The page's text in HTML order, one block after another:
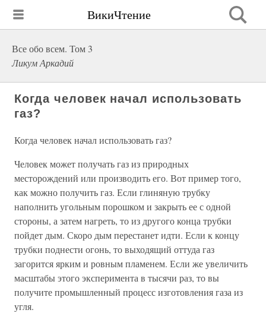
ВикиЧтение
Все обо всем. Том 3
Ликум Аркадий
Когда человек начал использовать
газ?
Когда человек начал использовать газ?
Человек может получать газ из природных
месторождений или производить его. Вот пример того,
как можно получить газ. Если глиняную трубку
наполнить угольным порошком и закрыть ее с одной
стороны, а затем нагреть, то из другого конца трубки
пойдет дым. Скоро дым перестанет идти. Если к концу
трубки поднести огонь, то выходящий оттуда газ
загорится ярким и ровным пламенем. Если же увеличить
масштабы этого эксперимента в тысячи раз, то вы
получите промышленный процесс изготовления газа из
угля.